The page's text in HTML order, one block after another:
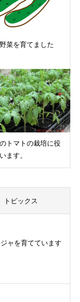
菜を育てました
トマトの栽培に役
ます。
トピックス
ャを育てています